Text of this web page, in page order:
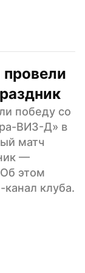
победу со
ВИЗ-Д» в
матч
—
этом
клуба.